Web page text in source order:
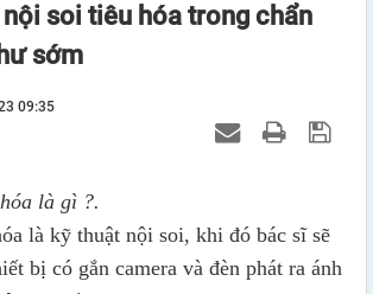
soi tiêu hóa trong chẩn
sớm
09:35
là gì ?.
là kỹ thuật nội soi, khi đó bác sĩ sẽ
bị có gắn camera và đèn phát ra ánh